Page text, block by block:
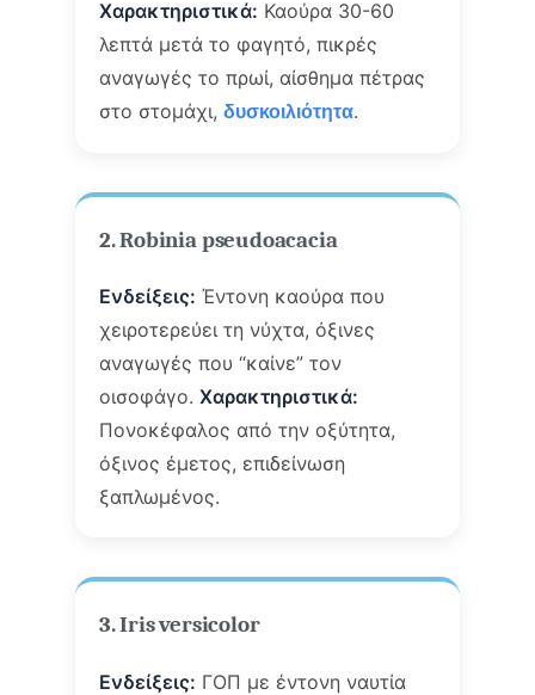
Χαρακτηριστικά: Καούρα 30-60
λεπτά μετά το φαγητό, πικρές
αναγωγές το πρωί, αίσθημα πέτρας
στο στομάχι, δυσκοιλιότητα.
2. Robinia pseudoacacia
Ενδείξεις: Έντονη καούρα που
χειροτερεύει τη νύχτα, όξινες
αναγωγές που “καίνε” τον
οισοφάγο. Χαρακτηριστικά:
Πονοκέφαλος από την οξύτητα,
όξινος έμετος, επιδείνωση
ξαπλωμένος.
3. Iris versicolor
Ενδείξεις: ΓΟΠ με έντονη ναυτία